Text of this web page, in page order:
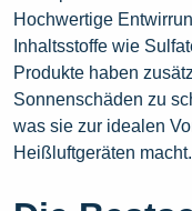
Hochwertige
Inhaltsstoffe wie
Produkte haben
Sonnenschäden zu
was sie zur idealen
Heißluftgeräten macht.